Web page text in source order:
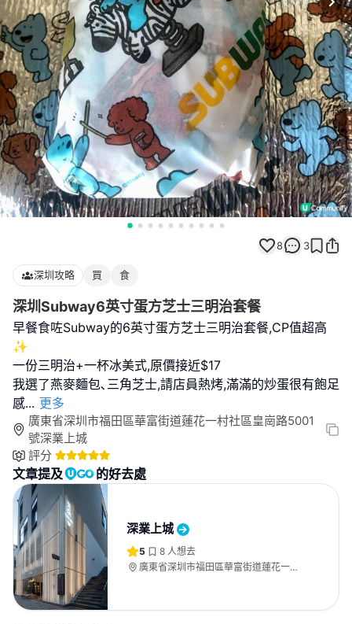
8 3
深圳攻略 買 食
深圳Subway6英寸蛋方芝士三明治套餐
早餐食咗Subway的6英寸蛋方芝士三明治套餐,CP值超高
✨
一份三明治+一杯冰美式,原價接近$17
我選了燕麥麵包､三角芝士,請店員熱烤,滿滿的炒蛋很有飽足
感... 更多
廣東省深圳市福田區華富街道蓮花一村社區皇崗路5001
號深業上城
評分
文章提及 的好去處
深業上城
5 8 人想去
廣東省深圳市福田區華富街道蓮花一村